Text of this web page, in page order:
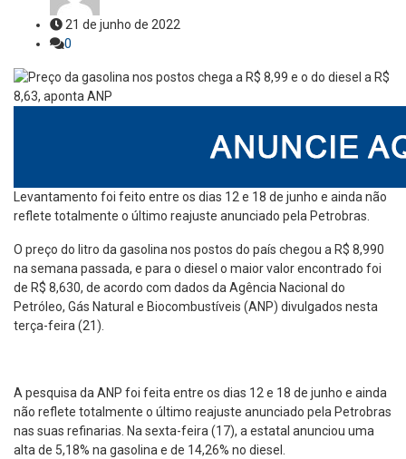
21 de junho de 2022
0
Levantamento foi feito entre os dias 12 e 18 de junho e ainda não
reflete totalmente o último reajuste anunciado pela Petrobras.
O preço do litro da gasolina nos postos do país chegou a R$ 8,990
na semana passada, e para o diesel o maior valor encontrado foi
de R$ 8,630, de acordo com dados da Agência Nacional do
Petróleo, Gás Natural e Biocombustíveis (ANP) divulgados nesta
terça-feira (21).
A pesquisa da ANP foi feita entre os dias 12 e 18 de junho e ainda
não reflete totalmente o último reajuste anunciado pela Petrobras
nas suas refinarias. Na sexta-feira (17), a estatal anunciou uma
alta de 5,18% na gasolina e de 14,26% no diesel.